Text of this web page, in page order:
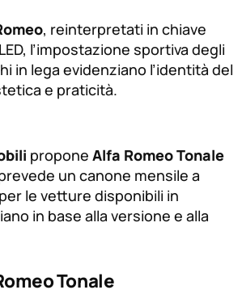
, reinterpretati in chiave
l’impostazione sportiva degli
in lega evidenziano l’identità del
e praticità.
propone Alfa Romeo Tonale
un canone mensile a
le vetture disponibili in
in base alla versione e alla
Tonale